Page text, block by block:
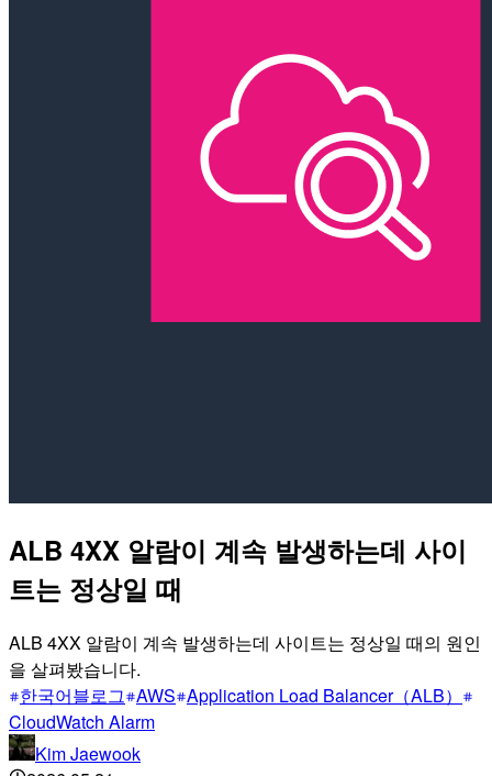
ALB 4XX 알람이 계속 발생하는데 사이
트는 정상일 때
ALB 4XX 알람이 계속 발생하는데 사이트는 정상일 때의 원인
을 살펴봤습니다.
한국어블로그 AWS Application Load Balancer（ALB）
CloudWatch Alarm
Kim Jaewook